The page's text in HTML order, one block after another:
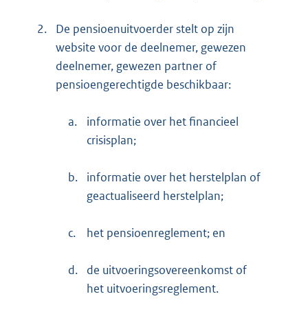
2.
De pensioenuitvoerder stelt op zijn
website voor de deelnemer, gewezen
deelnemer, gewezen partner of
pensioengerechtigde beschikbaar:
a.
informatie over het financieel
crisisplan;
b.
informatie over het herstelplan of
geactualiseerd herstelplan;
c. het pensioenreglement; en
d.
de uitvoeringsovereenkomst of
het uitvoeringsreglement.